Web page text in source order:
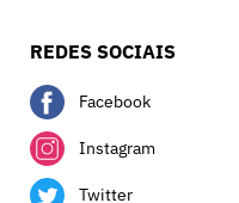
REDES SOCIAIS
Facebook
Instagram
Twitter